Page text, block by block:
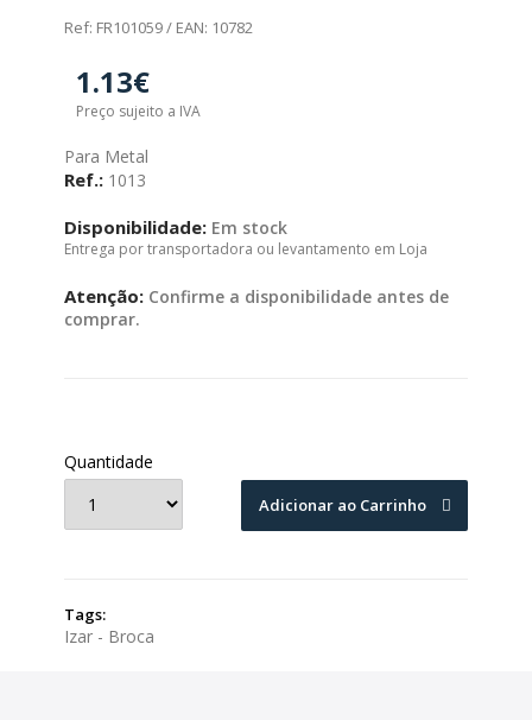
Ref: FR101059 / EAN: 10782
1.13€
Preço sujeito a IVA
Para Metal
Ref.: 1013
Disponibilidade: Em stock
Entrega por transportadora ou levantamento em Loja
Atenção: Confirme a disponibilidade antes de
comprar.
Quantidade
Adicionar ao Carrinho
Tags:
Izar - Broca